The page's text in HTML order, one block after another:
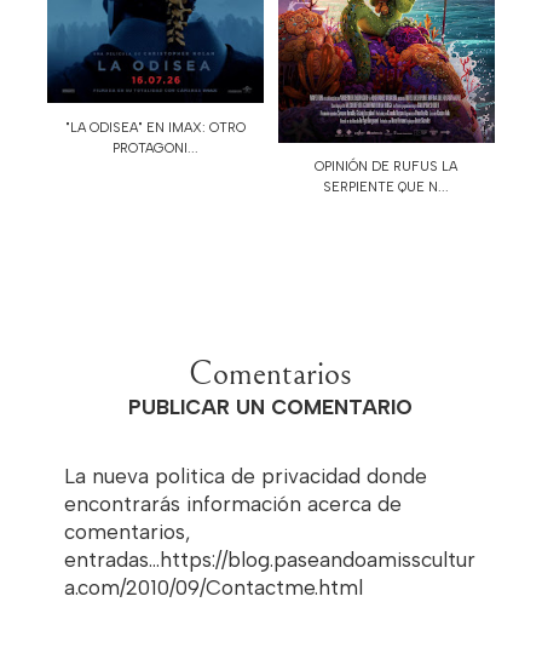
"LA ODISEA" EN IMAX: OTRO
PROTAGONI...
OPINIÓN DE RUFUS LA
SERPIENTE QUE N...
Comentarios
PUBLICAR UN COMENTARIO
La nueva politica de privacidad donde
encontrarás información acerca de
comentarios,
entradas...https://blog.paseandoamisscultur
a.com/2010/09/Contactme.html